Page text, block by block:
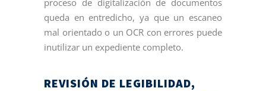
queda en entredicho, ya que un escaneo
mal orientado o un OCR con errores puede
inutilizar un expediente completo.
REVISIÓN DE LEGIBILIDAD,